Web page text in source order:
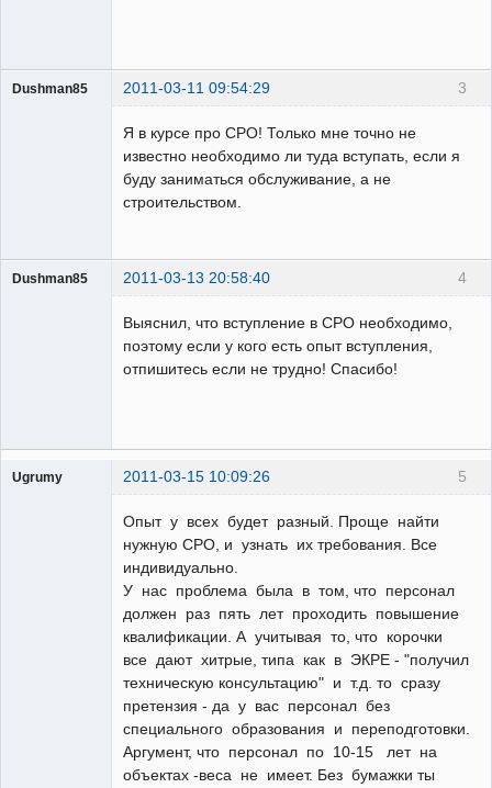
3
Dushman85 2011-03-11 09:54:29
Я в курсе про СРО! Только мне точно не
известно необходимо ли туда вступать, если я
буду заниматься обслуживание, а не
строительством.
4
Dushman85 2011-03-13 20:58:40
Выяснил, что вступление в СРО необходимо,
поэтому если у кого есть опыт вступления,
отпишитесь если не трудно! Спасибо!
5
Ugrumy 2011-03-15 10:09:26
Опыт у всех будет разный. Проще найти
нужную СРО, и узнать их требования. Все
индивидуально.
У нас проблема была в том, что персонал
должен раз пять лет проходить повышение
квалификации. А учитывая то, что корочки
все дают хитрые, типа как в ЭКРЕ - "получил
техническую консультацию" и т.д. то сразу
претензия - да у вас персонал без
специального образования и переподготовки.
Аргумент, что персонал по 10-15 лет на
объектах -веса не имеет. Без бумажки ты